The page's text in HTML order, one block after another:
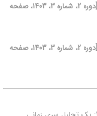
[دوره 2، شماره 3، 1403، صفحه
[دوره 2، شماره 3، 1403، صفحه